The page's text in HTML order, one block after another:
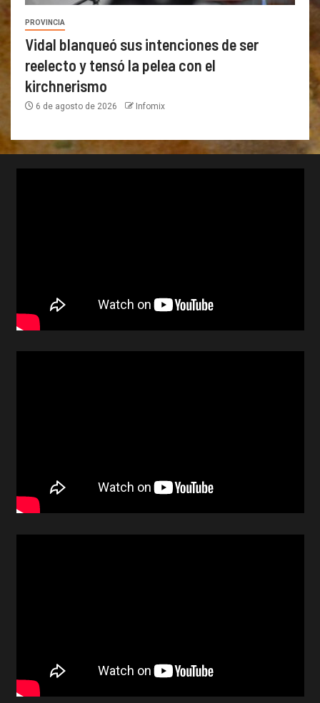
PROVINCIA
Vidal blanqueó sus intenciones de ser
reelecto y tensó la pelea con el
kirchnerismo
6 de agosto de 2026 Infomix